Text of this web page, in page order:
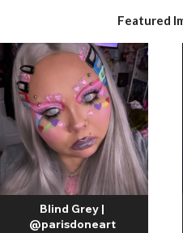
Featured
Blind Grey |
@parisdoneart